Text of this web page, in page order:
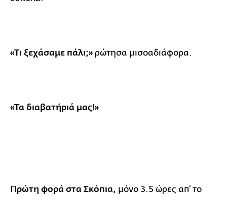
«Τι ξεχάσαμε πάλι;» ρώτησα μισοαδιάφορα.
«Τα διαβατήριά μας!»
Π ρώτη φορά στα Σκόπια, μόνο 3.5 ώρες απ’ το